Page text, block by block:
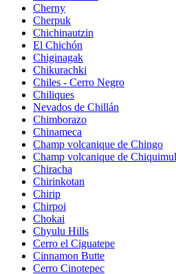
Cherny
Cherpuk
Chichinautzin
El Chichón
Chiginagak
Chikurachki
Chiles - Cerro Negro
Chiliques
Nevados de Chillán
Chimborazo
Chinameca
Champ volcanique de Chingo
Champ volcanique de
Chiracha
Chirinkotan
Chirip
Chirpoi
Chokai
Chyulu Hills
Cerro el Ciguatepe
Cinnamon Butte
Cerro Cinotepec